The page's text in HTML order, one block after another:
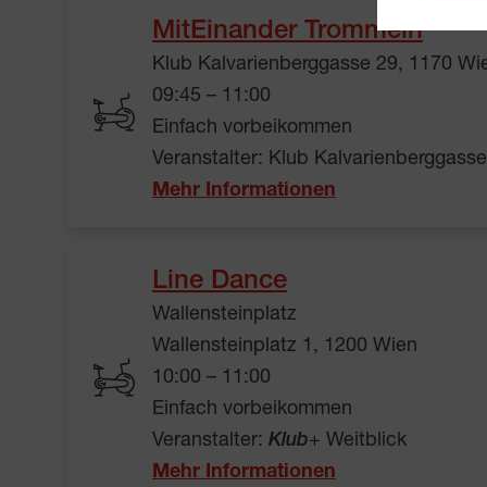
MitEinander Trommeln
Klub Kalvarienberggasse 29, 1170
09:45 – 11:00
Einfach vorbeikommen
Veranstalter: Klub
Mehr Informationen
Line Dance
Wallensteinplatz
Wallensteinplatz 1, 1200 Wien
10:00 – 11:00
Einfach vorbeikommen
Veranstalter: Klub+ Weitblick
Mehr Informationen